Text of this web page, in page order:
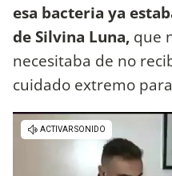
esa bacteria ya
de Silvina Luna, que
necesitaba de no
cuidado extremo